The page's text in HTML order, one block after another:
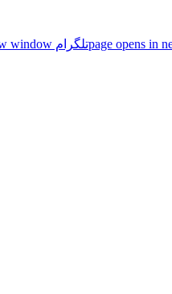
تلگرام page opens in new window